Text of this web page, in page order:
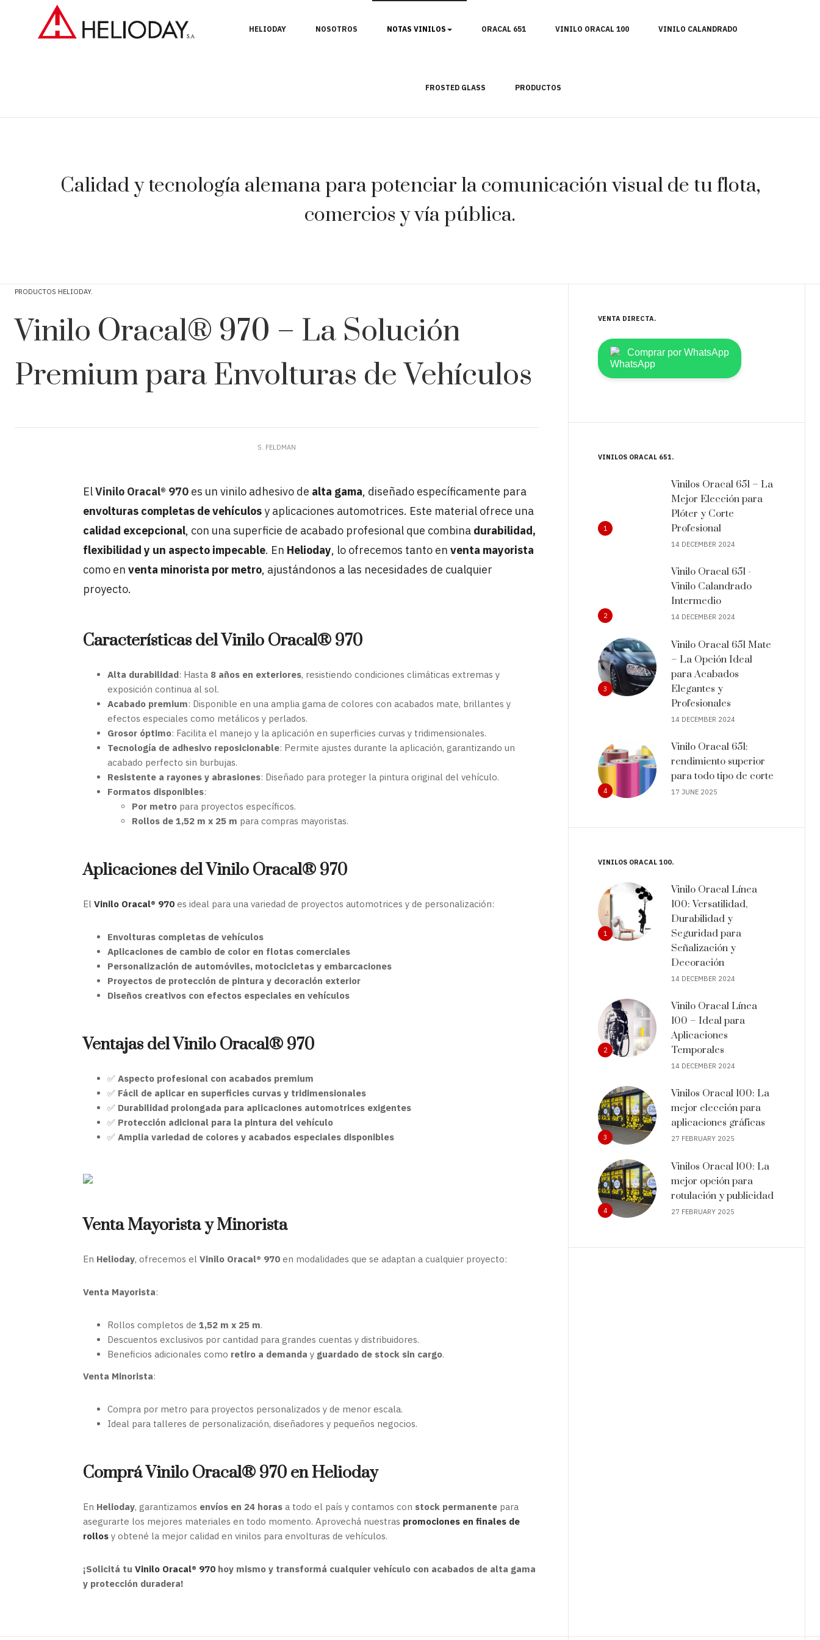
HELIODAY NOSOTROS NOTAS VINILOS ORACAL 651 VINILO ORACAL 100 VINILO CALANDRADO
FROSTED GLASS PRODUCTOS
Calidad y tecnología alemana para potenciar la comunicación visual de tu flota,
comercios y vía pública.
PRODUCTOS HELIODAY
Vinilo Oracal® 970 – La Solución
Premium para Envolturas de Vehículos
S. FELDMAN
ElVinilo Oracal® 970 es un vinilo adhesivo de alta gama, diseñado específicamente para
envolturas completas de vehículosy aplicaciones automotrices. Este material ofrece una
calidad excepcional, con una superficie de acabado profesional que combina durabilidad,
flexibilidad y un aspecto impecable. En Helioday, lo ofrecemos tanto en venta mayorista
como en venta minorista por metro, ajustándonos a las necesidades de cualquier
proyecto.
Características del Vinilo Oracal® 970
Alta durabilidad: Hasta 8 años en exteriores, resistiendo condiciones climáticas extremas y
exposición continua al sol.
Acabado premium: Disponible en una amplia gama de colores con acabados mate, brillantes y
efectos especiales como metálicos y perlados.
Grosor óptimo: Facilita el manejo y la aplicación en superficies curvas y tridimensionales.
Tecnología de adhesivo reposicionable: Permite ajustes durante la aplicación, garantizando un
acabado perfecto sin burbujas.
Resistente a rayones y abrasiones: Diseñado para proteger la pintura original del vehículo.
Formatos disponibles:
Por metro para proyectos específicos.
Rollos de 1,52 m x 25 m para compras mayoristas.
Aplicaciones del Vinilo Oracal® 970
El Vinilo Oracal® 970 es ideal para una variedad de proyectos automotrices y de personalización:
Envolturas completas de vehículos
Aplicaciones de cambio de color en flotas comerciales
Personalización de automóviles, motocicletas y embarcaciones
Proyectos de protección de pintura y decoración exterior
Diseños creativos con efectos especiales en vehículos
Ventajas del Vinilo Oracal® 970
✅ Aspecto profesional con acabados premium
✅ Fácil de aplicar en superficies curvas y tridimensionales
✅ Durabilidad prolongada para aplicaciones automotrices exigentes
✅ Protección adicional para la pintura del vehículo
✅ Amplia variedad de colores y acabados especiales disponibles
Venta Mayorista y Minorista
En Helioday, ofrecemos el Vinilo Oracal® 970 en modalidades que se adaptan a cualquier proyecto:
Venta Mayorista:
Rollos completos de 1,52 m x 25 m.
Descuentos exclusivos por cantidad para grandes cuentas y distribuidores.
Beneficios adicionales como retiro a demanda y guardado de stock sin cargo.
Venta Minorista:
Compra por metro para proyectos personalizados y de menor escala.
Ideal para talleres de personalización, diseñadores y pequeños negocios.
Comprá Vinilo Oracal® 970 en Helioday
En Helioday, garantizamos envíos en 24 horas a todo el país y contamos con stock permanente para
asegurarte los mejores materiales en todo momento. Aprovechá nuestras promociones en finales de
rollos y obtené la mejor calidad en vinilos para envolturas de vehículos.
¡Solicitá tu Vinilo Oracal® 970 hoy mismo y transformá cualquier vehículo con acabados de alta gama
y protección duradera!
VENTA DIRECTA
Comprar por WhatsApp
VINILOS ORACAL 651
1
Vinilos Oracal 651 – La
Mejor Elección para
Plóter y Corte
Profesional
14 DECEMBER 2024
2
Vinilo Oracal 651 -
Vinilo Calandrado
Intermedio
14 DECEMBER 2024
3
Vinilo Oracal 651 Mate
– La Opción Ideal
para Acabados
Elegantes y
Profesionales
14 DECEMBER 2024
4
Vinilo Oracal 651:
rendimiento superior
para todo tipo de corte
17 JUNE 2025
VINILOS ORACAL 100
1
Vinilo Oracal Línea
100: Versatilidad,
Durabilidad y
Seguridad para
Señalización y
Decoración
14 DECEMBER 2024
2
Vinilo Oracal Línea
100 – Ideal para
Aplicaciones
Temporales
14 DECEMBER 2024
3
Vinilos Oracal 100: La
mejor elección para
aplicaciones gráficas
27 FEBRUARY 2025
4
Vinilos Oracal 100: La
mejor opción para
rotulación y publicidad
27 FEBRUARY 2025